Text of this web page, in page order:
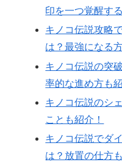
印を一つ覚醒す
キノコ伝説攻略
は？最強になる
キノコ伝説の突
率的な進め方も
キノコ伝説のシ
ことも紹介！
キノコ伝説でダ
は？放置の仕方